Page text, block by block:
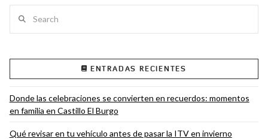
ENTRADAS RECIENTES
Donde las celebraciones se convierten en recuerdos: momentos
en familia en Castillo El Burgo
Qué revisar en tu vehículo antes de pasar la ITV en invierno